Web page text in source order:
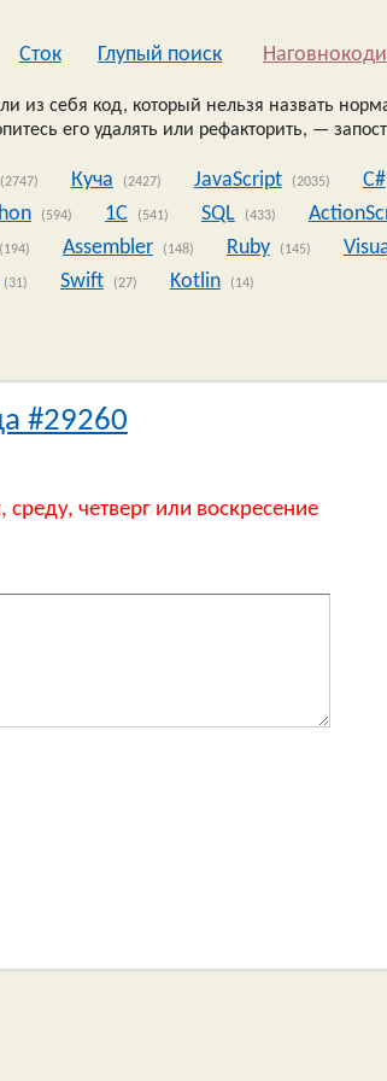
Сток Глупый поиск
из себя код, который нельзя назвать
его удалять или рефакторить, —
(2747) Куча (2427) JavaScript (2035) C#
(594) 1C (541) SQL (433)
(194) Assembler (148) Ruby (145)
(31) Swift (27) Kotlin (14)
#29260
среду, четверг или воскресение